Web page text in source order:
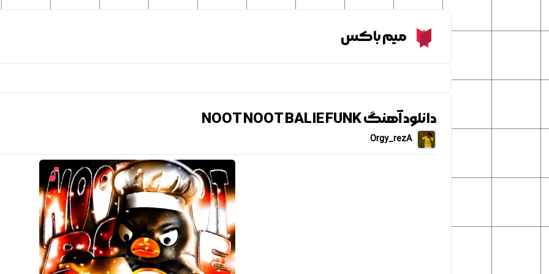
Meme Boxمیم باکس
دانلود آهنگ NOOT NOOT BALIE FUNK
Orgy_rezA